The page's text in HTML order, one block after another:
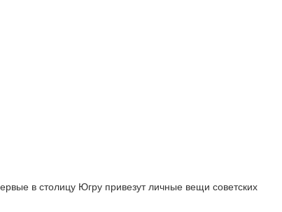
в столицу Югру привезут личные вещи советских